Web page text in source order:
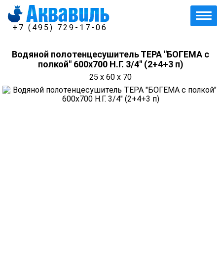
+7 (495) 729-17-06
Водяной полотенцесушитель ТЕРА "БОГЕМА с
полкой" 600х700 Н.Г. 3/4" (2+4+3 п)
25 x 60 x 70